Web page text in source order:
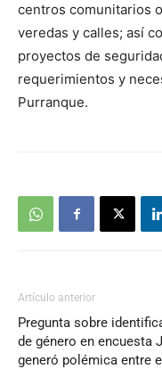
centros comunitarios
veredas y calles; así
proyectos de
requerimientos y
Purranque.
Artículo anterior
Pregunta sobre
de género en encuesta
generó polémica entre el